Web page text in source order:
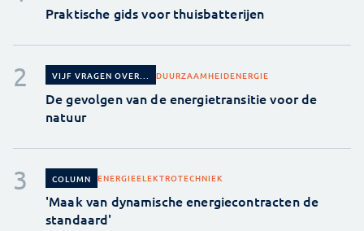
Praktische gids voor thuisbatterijen
VIJF VRAGEN OVER... DUURZAAMHEIDENERGIE
De gevolgen van de energietransitie voor de
natuur
COLUMN ENERGIEELEKTROTECHNIEK
'Maak van dynamische energiecontracten de
standaard'